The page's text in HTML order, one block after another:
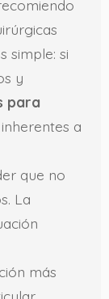
simple: si
y
para
a
que no
La
más